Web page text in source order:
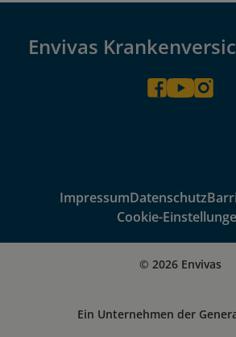
Envivas
ImpressumDatenschutz
Cookie-
© 2026 Envivas
Ein Unternehmen der